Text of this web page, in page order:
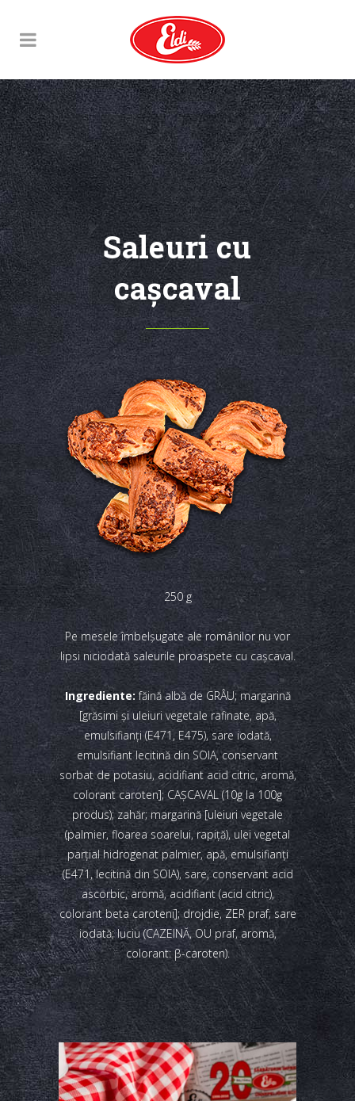
Saleuri cu
caşcaval
250 g
Pe mesele îmbelşugate ale românilor nu vor
lipsi niciodată saleurile proaspete cu caşcaval.
Ingrediente: făină albă de GRÂU; margarină
[grăsimi și uleiuri vegetale rafinate, apă,
emulsifianți (E471, E475), sare iodată,
emulsifiant lecitină din SOIA, conservant
sorbat de potasiu, acidifiant acid citric, aromă,
colorant caroten]; CAȘCAVAL (10g la 100g
produs); zahăr; margarină [uleiuri vegetale
(palmier, floarea soarelui, rapiță), ulei vegetal
parțial hidrogenat palmier, apă, emulsifianți
(E471, lecitină din SOIA), sare, conservant acid
ascorbic, aromă, acidifiant (acid citric),
colorant beta caroteni]; drojdie, ZER praf; sare
iodată; luciu (CAZEINĂ, OU praf, aromă,
colorant: β-caroten).